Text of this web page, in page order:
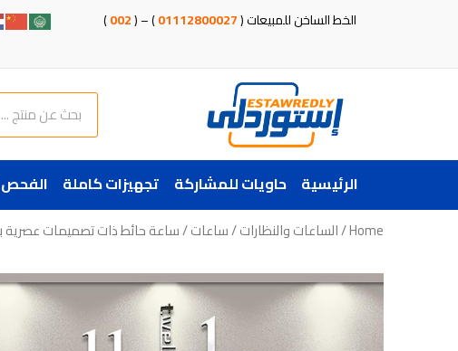
الخط الساخن للمبيعات (01112800027
) – (
002
)
Search
الرئيسية حاويات للمشاركة تجهيزات كاملة الفحص
Home
/الساعات والنظارات/ساعات/ ساعة حائط ذات تصميمات عصرية